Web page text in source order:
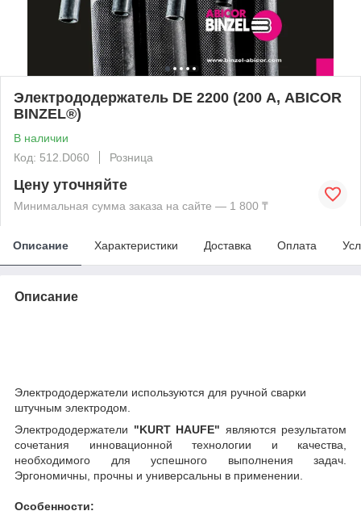
Электрододержатель DE 2200 (200 А, ABICOR
BINZEL®)
В наличии
Код: 512.D060
Розница
Цену уточняйте
Минимальная сумма заказа на сайте — 1 800 ₸
Описание Характеристики Доставка Оплата
Описание
Электрододержатели используются для ручной сварки
штучным электродом.
Электрододержатели "KURT HAUFE" являются результатом
сочетания инновационной технологии и качества,
необходимого для успешного выполнения задач.
Эргономичны, прочны и универсальны в применении.
Особенности: